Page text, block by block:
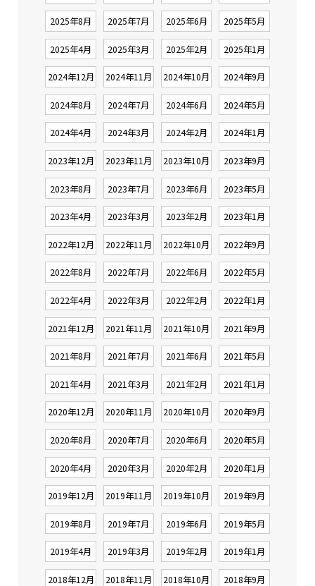
2025年8月 2025年7月 2025年6月 2025年5月
2025年4月 2025年3月 2025年2月 2025年1月
2024年12月 2024年11月 2024年10月 2024年9月
2024年8月 2024年7月 2024年6月 2024年5月
2024年4月 2024年3月 2024年2月 2024年1月
2023年12月 2023年11月 2023年10月 2023年9月
2023年8月 2023年7月 2023年6月 2023年5月
2023年4月 2023年3月 2023年2月 2023年1月
2022年12月 2022年11月 2022年10月 2022年9月
2022年8月 2022年7月 2022年6月 2022年5月
2022年4月 2022年3月 2022年2月 2022年1月
2021年12月 2021年11月 2021年10月 2021年9月
2021年8月 2021年7月 2021年6月 2021年5月
2021年4月 2021年3月 2021年2月 2021年1月
2020年12月 2020年11月 2020年10月 2020年9月
2020年8月 2020年7月 2020年6月 2020年5月
2020年4月 2020年3月 2020年2月 2020年1月
2019年12月 2019年11月 2019年10月 2019年9月
2019年8月 2019年7月 2019年6月 2019年5月
2019年4月 2019年3月 2019年2月 2019年1月
2018年12月 2018年11月 2018年10月 2018年9月